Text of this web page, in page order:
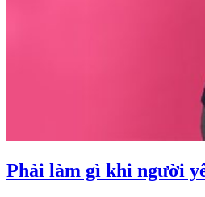
Phải làm gì khi người